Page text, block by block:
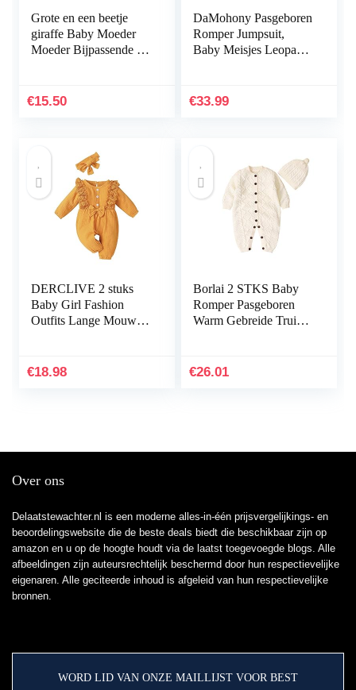
Grote en een beetje
giraffe Baby Moeder
Moeder Bijpassende T-
€15.50
DaMohony Pasgeboren
Romper Jumpsuit,
Baby Meisjes Leopard
€33.99
DERCLIVE 2 stuks
Baby Girl Fashion
Outfits Lange Mouw
Rood/Geel
€18.98
Borlai 2 STKS Baby
Romper Pasgeboren
Warm Gebreide Trui
€26.01
Over ons
Delaatstewachter.nl is een moderne alles-in-één prijsvergelijkings- en
beoordelingswebsite die de beste deals biedt die beschikbaar zijn op
amazon en u op de hoogte houdt via de laatst toegevoegde blogs. Alle
afbeeldingen zijn auteursrechtelijk beschermd door hun respectievelijke
eigenaren. Alle geciteerde inhoud is afgeleid van hun respectievelijke
bronnen.
WORD LID VAN ONZE MAILLIJST VOOR BEST